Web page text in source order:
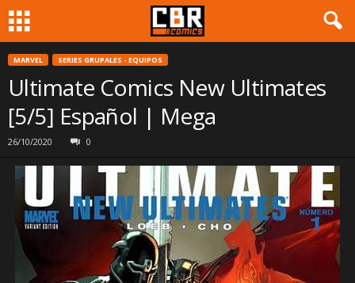
MARVEL SERIES GRUPALES - EQUIPOS
Ultimate Comics New Ultimates
[5/5] Español | Mega
26/10/2020 0